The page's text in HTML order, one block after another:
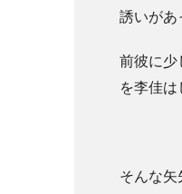
誘いがあ
前彼に少
を李佳は
そんな矢